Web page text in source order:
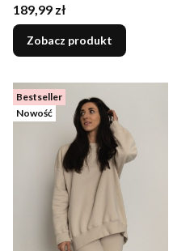
Cena
189,99 zł
Zobacz produkt
Bestseller
Nowość